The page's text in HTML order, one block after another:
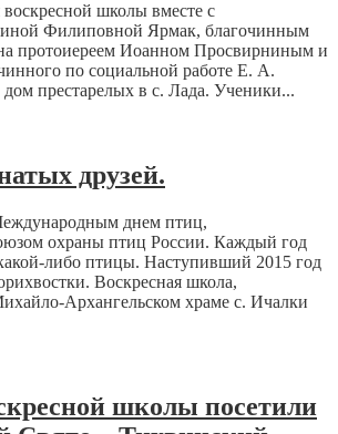
воскресной школы вместе с
Филиповной Ярмак, благочинным
протоиереем Иоанном Просвирниным и
по социальной работе Е. А.
престарелых в с. Лада. Ученики...
друзей.
днем птиц,
охраны птиц России. Каждый год
либо птицы. Наступивший 2015 год
Воскресная школа,
Архангельском храме с. Ичалки
школы посетили